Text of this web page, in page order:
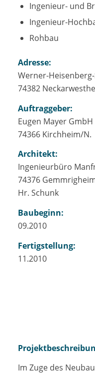
Ingenieur- und
Ingenieur-
Rohbau
Adresse:
Werner-
74382
Auftraggeber:
Eugen Mayer GmbH
74366 Kirchheim/N.
Architekt:
Ingenieurbüro
74376
Hr. Schunk
Baubeginn:
09.2010
Fertigstellung:
11.2010
Im Zuge des